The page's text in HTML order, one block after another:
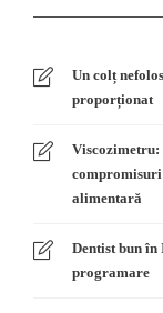
Un colț
proporționat
Viscozimetru:
alimentară
Dentist bun în
programare